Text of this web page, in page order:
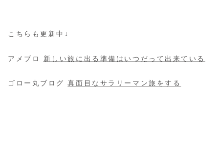
こちらも更新中↓
アメブロ 新しい旅に出る準備はいつだって出来ている
ゴロー丸ブログ真面目なサラリーマン旅をする